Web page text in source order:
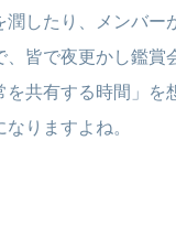
潤したり、メンバー
、皆で夜更かし鑑賞
共有する時間」を
りますよね。